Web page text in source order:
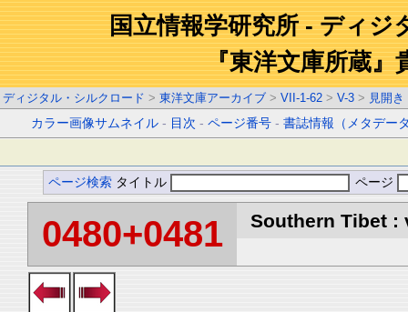
国立情報学研究所 - ディジ
『東洋文庫所蔵』
ディジタル・シルクロード > 東洋文庫アーカイブ > VII-1-62 > V-3 > 見開き
カラー画像サムネイル - 目次 -ページ番号 -書誌情報（メタデー
ページ検索 タイトル ページ
0480+0481 Southern Tibet :